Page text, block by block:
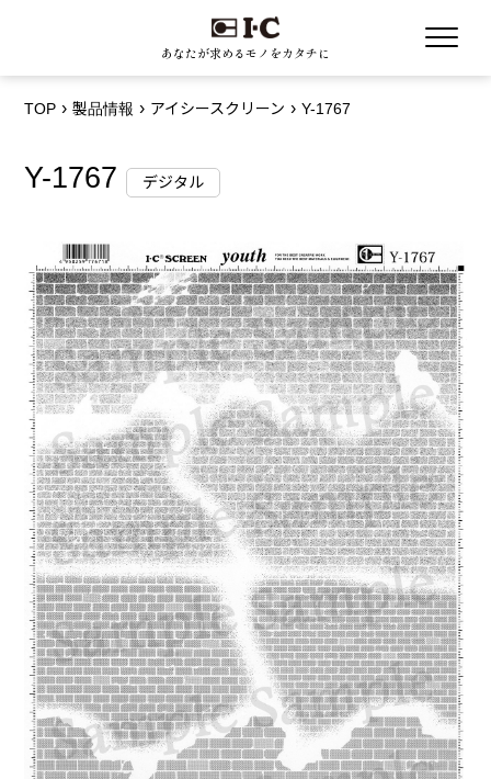
あなたが求めるモノをカタチに
TOP 製品情報 アイシースクリーン Y-1767
Y-1767 デジタル